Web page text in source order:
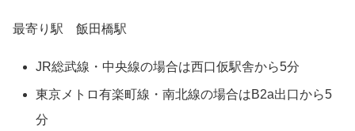
最寄り駅 飯田橋駅
JR総武線・中央線の場合は西口仮駅舎から5分
東京メトロ有楽町線・南北線の場合はB2a出口から5
分